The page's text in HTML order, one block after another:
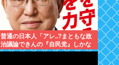
普通の日本人「アレ..?まともな政
治議論できんの『自民党』しかな
くね？左って下品な言葉しか使え